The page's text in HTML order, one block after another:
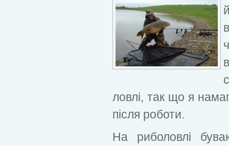
ловлі, так що я
після роботи.
На риболовлі